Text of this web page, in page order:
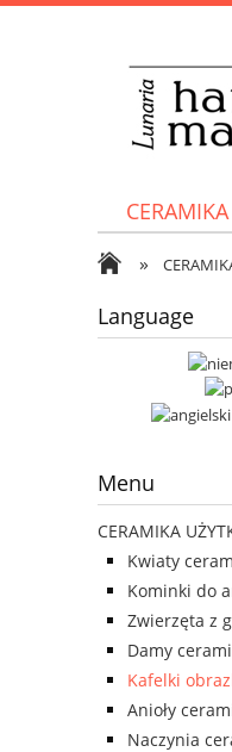
»
Language
Menu
CERAMIKA
Kwiaty
Kominki do
Zwierzęta z
Damy
Kafelki
Anioły
Naczynia